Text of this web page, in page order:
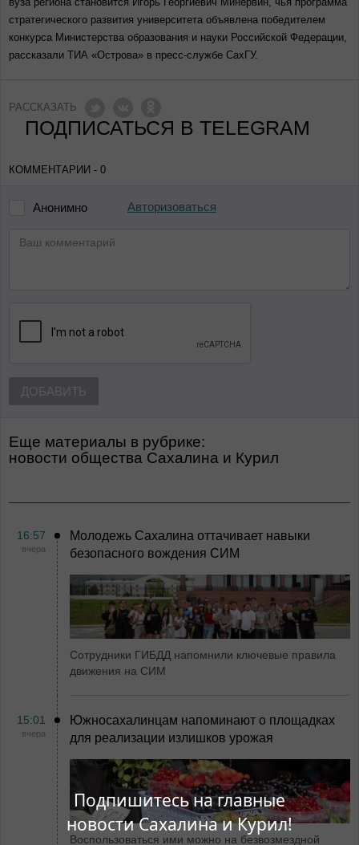
Подпишитесь на главные
новости Сахалина и Курил!
стратегического развития университета объявлена победителем
конкурса Министерства образования и науки Российской Федерации,
рассказали ТИА «Острова» в пресс-службе СахГУ.
РАССКАЗАТЬ
ПОДПИСАТЬСЯ В TELEGRAM
КОММЕНТАРИИ - 0
Анонимно Авторизоваться
ДОБАВИТЬ
Еще материалы в рубрике:
Новости общества Сахалина и Курил
16:57
вчера
Молодежь Сахалина оттачивает навыки
безопасного вождения СИМ
Сотрудники ГИБДД напомнили ключевые правила
движения на СИМ
15:01
вчера
Южносахалинцам напоминают о площадках
для реализации излишков урожая
Воспользоваться ими можно на безвозмездной